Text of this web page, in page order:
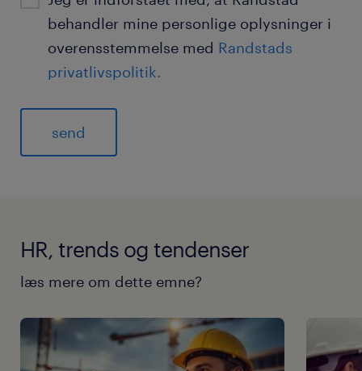
behandler mine personlige oplysninger i
overensstemmelse med Randstads
privatlivspolitik.
HR, trends og tendenser
læs mere om dette emne?